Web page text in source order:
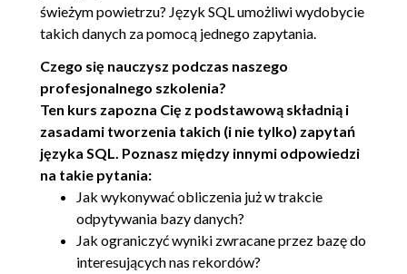
świeżym powietrzu? Język SQL umożliwi wydobycie
takich danych za pomocą jednego zapytania.
Czego się nauczysz podczas naszego
profesjonalnego szkolenia?
Ten kurs zapozna Cię z podstawową składnią i
zasadami tworzenia takich (i nie tylko) zapytań
języka SQL. Poznasz między innymi odpowiedzi
na takie pytania:
Jak wykonywać obliczenia już w trakcie
odpytywania bazy danych?
Jak ograniczyć wyniki zwracane przez bazę do
interesujących nas rekordów?